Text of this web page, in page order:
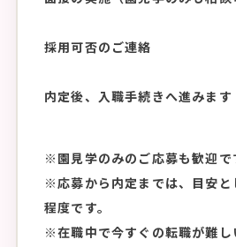
採用可否のご連絡
内定後、入職手続きへ進みます
※園見学のみのご応募も歓迎で
※応募から内定までは、目安と
程度です。
※在職中で今すぐの転職が難し